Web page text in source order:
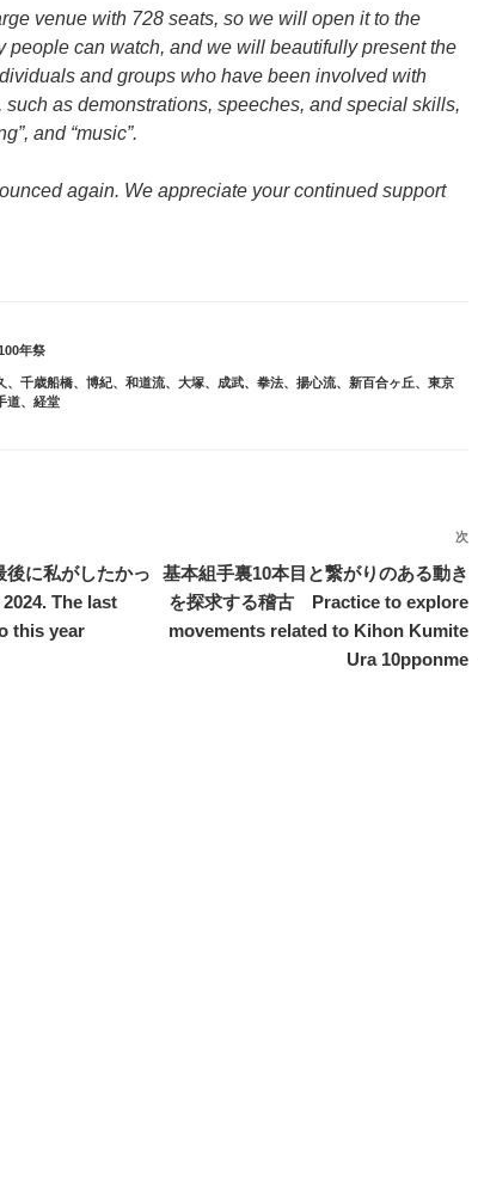
venue with 728 seats, so we will open it to the
people can watch, and we will beautifully present the
and groups who have been involved with
such as demonstrations, speeches, and special skills,
and “music”.
again. We appreciate your continued support
年祭
、 千歳船橋、 博紀、 和道流、 大塚、 成武、 拳法、 揚心流、 新百合ヶ丘、 東京
道、 経堂
後に私がしたかっ
The last
this year
次
投
稿
次
基本組手裏10本目と繋がりのある動き
を探求する稽古 Practice to explore
movements related to Kihon Kumite
Ura 10pponme